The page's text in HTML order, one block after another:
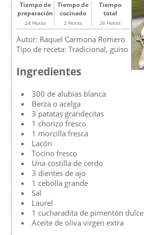
Tiempo de
preparación
24 Horas
Tiempo de
cocinado
2 Horas
Tiempo
total
26 Horas
Autor: Raquel Carmona Romero
Tipo de receta:Tradicional, guiso
Ingredientes
300 de alubias blanca
Berza o acelga
3 patatas grandecitas
1 chorizo fresco
1 morcilla fresca
Lacón
Tocino fresco
Una costilla de cerdo
3 dientes de ajo
1 cebolla grande
Sal
Laurel
1 cucharadita de pimentón dulce
Aceite de oliva virgen extra